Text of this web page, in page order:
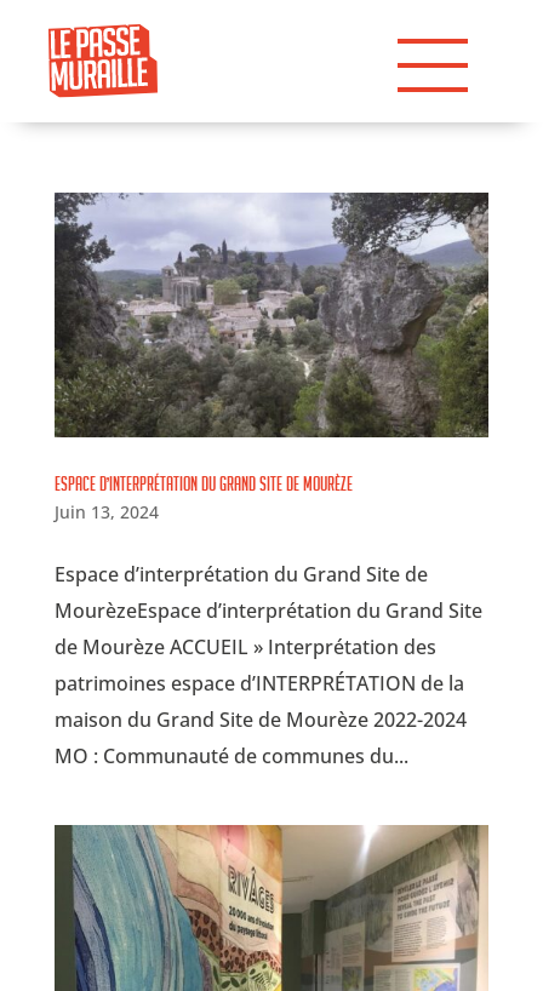
Espace d’interprétation du Grand Site de Mourèze
Juin 13, 2024
Espace d’interprétation du Grand Site de
MourèzeEspace d’interprétation du Grand Site
de Mourèze ACCUEIL » Interprétation des
patrimoines espace d’INTERPRÉTATION de la
maison du Grand Site de Mourèze 2022-2024
MO : Communauté de communes du...